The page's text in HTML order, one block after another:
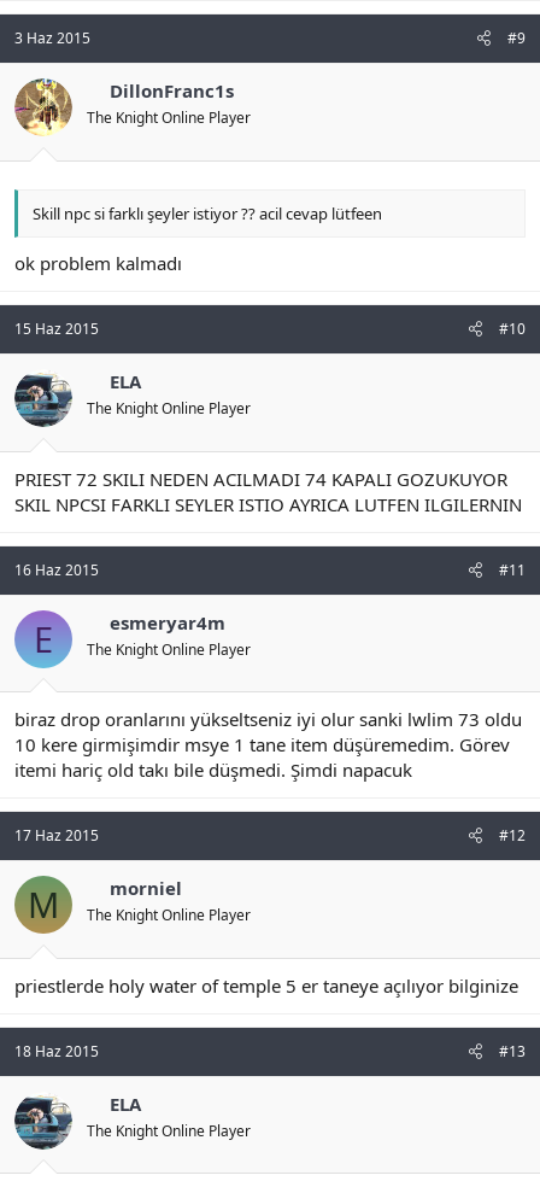
3 Haz 2015 #9
DillonFranc1s
The Knight Online Player
Skill npc si farklı şeyler istiyor ?? acil cevap lütfeen
ok problem kalmadı
15 Haz 2015 #10
ELA
The Knight Online Player
PRIEST 72 SKILI NEDEN ACILMADI 74 KAPALI GOZUKUYOR
SKIL NPCSI FARKLI SEYLER ISTIO AYRICA LUTFEN ILGILERNIN
16 Haz 2015 #11
E esmeryar4m
The Knight Online Player
biraz drop oranlarını yükseltseniz iyi olur sanki lwlim 73 oldu
10 kere girmişimdir msye 1 tane item düşüremedim. Görev
itemi hariç old takı bile düşmedi. Şimdi napacuk
17 Haz 2015 #12
M morniel
The Knight Online Player
priestlerde holy water of temple 5 er taneye açılıyor bilginize
18 Haz 2015 #13
ELA
The Knight Online Player